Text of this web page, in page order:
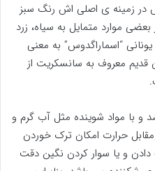
در زمینه ی اصلی اش رنگ سبز
موارد متمایل به سیاه، زرد
“اسماراگدوس” به معنی
قدیم معروف به سانسکریت از
و با مواد شوینده مثل آب گرم و
حرارت امکان ترک خوردن
دادن و یا سوار کردن نگین دقت